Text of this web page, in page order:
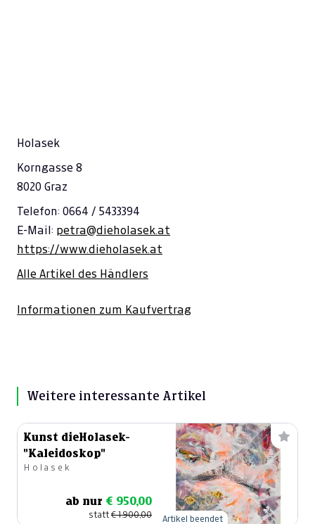
Holasek
Korngasse 8
8020 Graz
Telefon: 0664 / 5433394
E-Mail: petra@dieholasek.at
https://www.dieholasek.at
Alle Artikel des Händlers
Informationen zum Kaufvertrag
Weitere interessante Artikel
Kunst dieHolasek-
"Kaleidoskop"
Holasek
ab nur € 950,00
statt€ 1.900,00 Artikel beendet